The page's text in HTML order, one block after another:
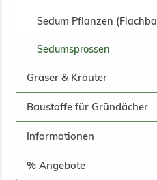
Sedum Pflanzen
Sedumsprossen
Gräser & Kräuter
Baustoffe für Gründächer
Informationen
% Angebote